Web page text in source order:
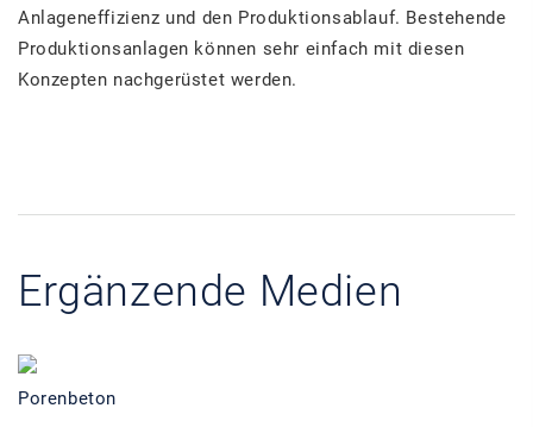
Anlageneffizienz und den Produktionsablauf. Bestehende
Produktionsanlagen können sehr einfach mit diesen
Konzepten nachgerüstet werden.
Ergänzende Medien
Porenbeton